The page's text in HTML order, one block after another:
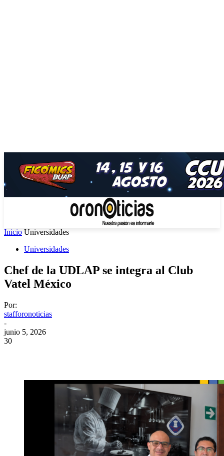
Inicio Universidades
Universidades
Chef de la UDLAP se integra al Club
Vatel México
Por:
stafforonoticias
-
junio 5, 2026
30